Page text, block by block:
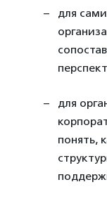
для
для
понять,